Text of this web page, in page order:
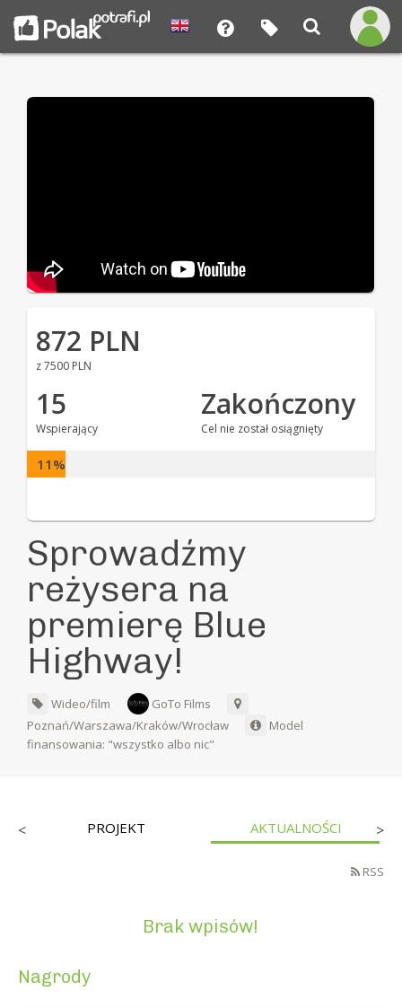
872 PLN
z 7500 PLN
15
Wspierający
Zakończony
Cel nie został osiągnięty
11%
Sprowadźmy
reżysera na
premierę Blue
Highway!
Wideo/film
GoTo Films
Poznań/Warszawa/Kraków/Wrocław
Model
finansowania: "wszystko albo nic"
< PROJEKT AKTUALNOŚCI >
RSS
Brak wpisów!
Nagrody